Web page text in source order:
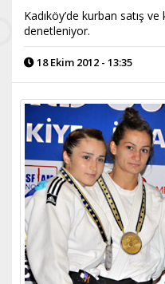
Kadıköy’de kurban satış
denetleniyor.
18 Ekim 2012 - 13:35